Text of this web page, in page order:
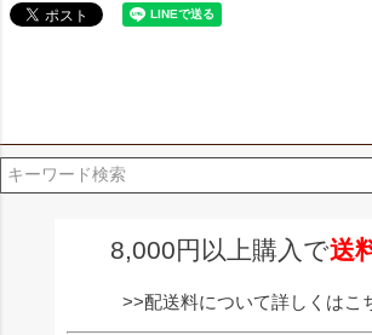
8,000円以上購入で送
>>配送料について詳しくはこ